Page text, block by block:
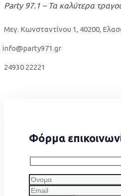
Party 97.1 – Τα καλύτερα
Μεγ. Κωνσταντίνου 1, 40200,
info@party971.gr
24930 22221
Φόρμα